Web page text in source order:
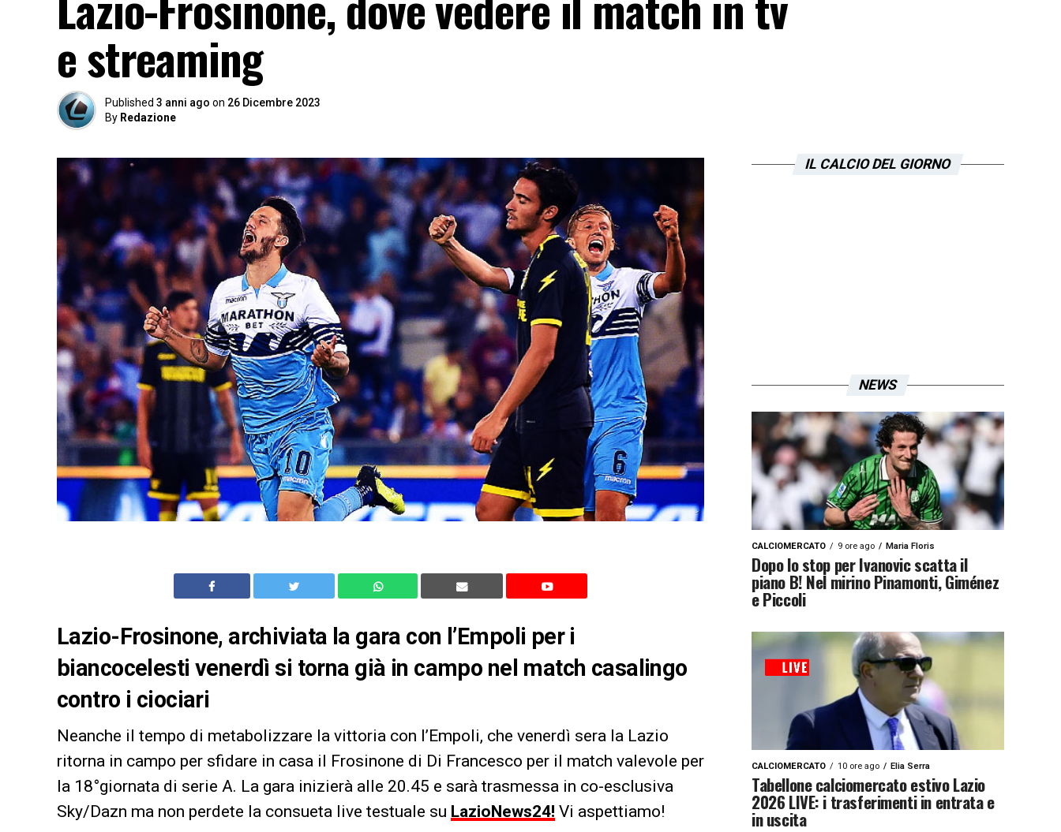
e streaming
Published 3 anni ago on 26 Dicembre 2023
By Redazione
Lazio-Frosinone, archiviata la gara con l’Empoli per i
biancocelesti venerdì si torna già in campo nel match casalingo
contro i ciociari
Neanche il tempo di metabolizzare la vittoria con l’Empoli, che venerdì sera la Lazio
ritorna in campo per sfidare in casa il Frosinone di Di Francesco per il match valevole per
la 18°giornata di serie A. La gara inizierà alle 20.45 e sarà trasmessa in co-esclusiva
Sky/Dazn ma non perdete la consueta live testuale su LazioNews24! Vi aspettiamo!
IL CALCIO DEL GIORNO
NEWS
CALCIOMERCATO 9 ore ago Maria Floris
Dopo lo stop per Ivanovic scatta il
piano B! Nel mirino Pinamonti, Giménez
e Piccoli
CALCIOMERCATO 10 ore ago Elia Serra
Tabellone calciomercato estivo Lazio
2026 LIVE: i trasferimenti in entrata e
in uscita